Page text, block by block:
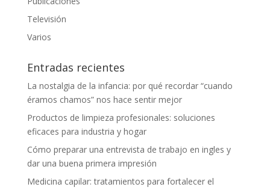
Televisión
Varios
Entradas recientes
La nostalgia de la infancia: por qué recordar “cuando
éramos chamos” nos hace sentir mejor
Productos de limpieza profesionales: soluciones
eficaces para industria y hogar
Cómo preparar una entrevista de trabajo en ingles y
dar una buena primera impresión
Medicina capilar: tratamientos para fortalecer el